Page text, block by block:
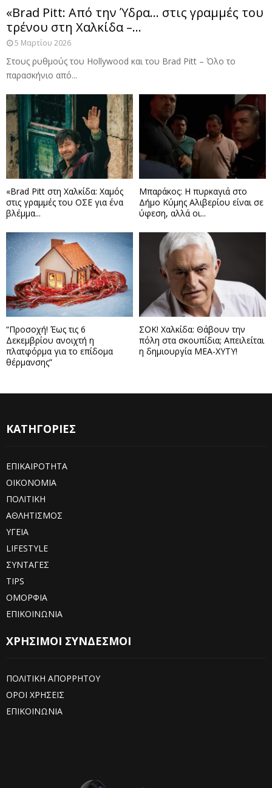
«Brad Pitt: Από την Ύδρα… στις γραμμές του
τρένου στη Χαλκίδα –...
5 Μαρτίου 2026
Στους ρυθμούς του Hollywood και του Brad Pitt – Όλο το
παρασκήνιο από...
«Brad Pitt στη Χαλκίδα: Χαμός
στις γραμμές του ΟΣΕ για ένα
βλέμμα...
Μπαράκος: Η πυρκαγιά στο
Δήμο Κύμης Αλιβερίου είναι σε
ύφεση, αλλά οι...
“Προσοχή! Έως τις 6
Δεκεμβρίου ανοιχτή η
πλατφόρμα για το επίδομα
θέρμανσης”
ΣΟΚ! Χαλκίδα: Θάβουν την
πόλη στα σκουπίδια; Απειλείται
η δημιουργία ΜΕΑ-ΧΥΤΥ!
ΚΑΤΗΓΟΡΙΕΣ
ΕΠΙΚΑΙΡΟΤΗΤΑ
ΟΙΚΟΝΟΜΙΑ
ΠΟΛΙΤΙΚΗ
ΑΘΛΗΤΙΣΜΟΣ
ΥΓΕΙΑ
LIFESTYLE
ΣΥΝΤΑΓΕΣ
TIPS
ΟΜΟΡΦΙΑ
ΕΠΙΚΟΙΝΩΝΙΑ
ΧΡΗΣΙΜΟΙ ΣΥΝΔΕΣΜΟΙ
ΠΟΛΙΤΙΚΗ ΑΠΟΡΡΗΤΟΥ
ΟΡΟΙ ΧΡΗΣΕΙΣ
ΕΠΙΚΟΙΝΩΝΙΑ